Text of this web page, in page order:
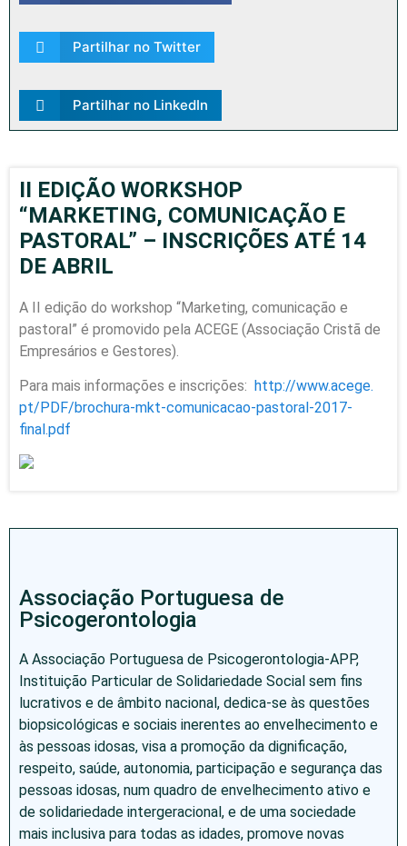
Partilhar no Twitter
Partilhar no LinkedIn
II EDIÇÃO WORKSHOP
“MARKETING, COMUNICAÇÃO E
PASTORAL” – INSCRIÇÕES ATÉ 14
DE ABRIL
A II edição do workshop “Marketing, comunicação e
pastoral” é promovido pela ACEGE (Associação Cristã de
Empresários e Gestores).
Para mais informações e inscrições: http://www.acege.
pt/PDF/brochura-mkt-comunicacao-pastoral-2017-
final.pdf
Associação Portuguesa de
Psicogerontologia
A Associação Portuguesa de Psicogerontologia-APP,
Instituição Particular de Solidariedade Social sem fins
lucrativos e de âmbito nacional, dedica-se às questões
biopsicológicas e sociais inerentes ao envelhecimento e
às pessoas idosas, visa a promoção da dignificação,
respeito, saúde, autonomia, participação e segurança das
pessoas idosas, num quadro de envelhecimento ativo e
de solidariedade intergeracional, e de uma sociedade
mais inclusiva para todas as idades, promove novas